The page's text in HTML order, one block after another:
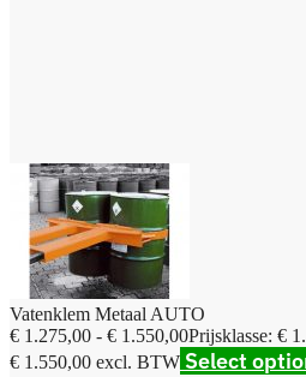
Vatenklem Metaal AUTO
€ 1.275,00 - € 1.550,00Prijsklasse: €
€ 1.550,00 excl. BTW Select